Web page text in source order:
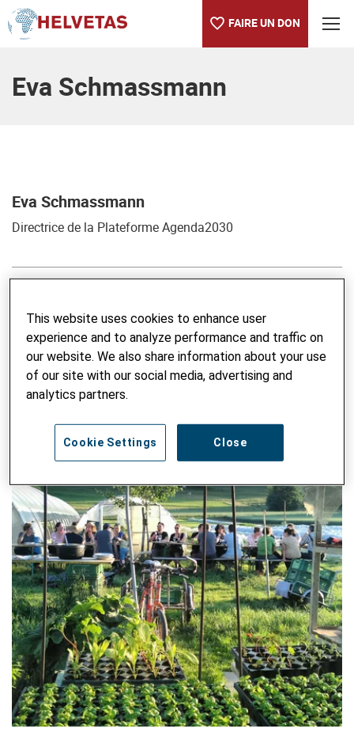
FAIRE UN DON
Eva Schmassmann
Eva Schmassmann
Directrice de la Plateforme Agenda2030
Saisir un mot-clé
This website uses cookies to enhance user
experience and to analyze performance and traffic on
our website. We also share information about your use
of our site with our social media, advertising and
analytics partners.
Close
Cookie Settings